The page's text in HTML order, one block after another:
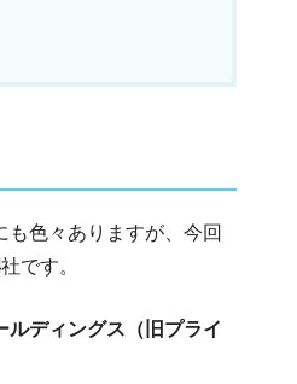
も色々ありますが、今回
です。
ルディングス（旧プライ